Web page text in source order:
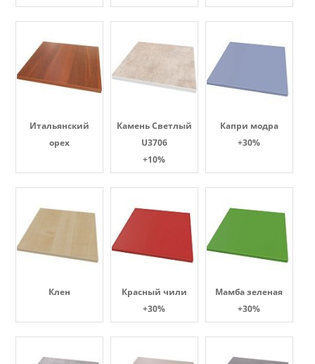
Итальянский
орех
Камень Светлый
U3706
+10%
Капри модра
+30%
Клен
Красный чили
+30%
Мамба зеленая
+30%